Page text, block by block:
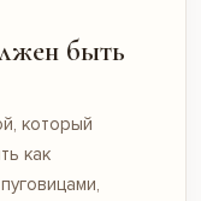
быть
который
как